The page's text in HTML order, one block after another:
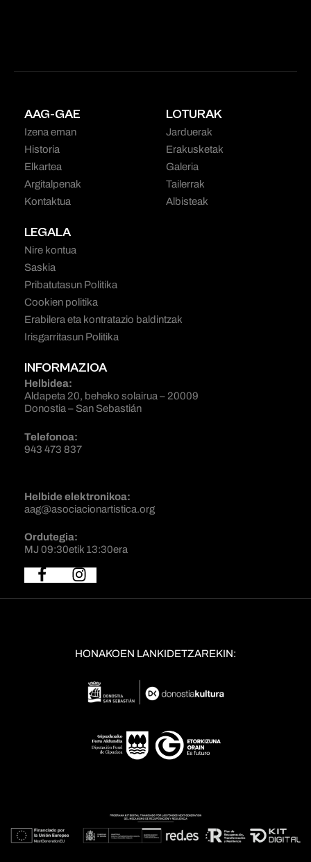
AAG-GAE
Izena eman
Historia
Elkartea
Argitalpenak
Kontaktua
LOTURAK
Jarduerak
Erakusketak
Galeria
Tailerrak
Albisteak
LEGALA
Nire kontua
Saskia
Pribatutasun Politika
Cookien politika
Erabilera eta kontratazio baldintzak
Irisgarritasun Politika
INFORMAZIOA
Helbidea:
Aldapeta 20, beheko solairua – 20009
Donostia – San Sebastián
Telefonoa:
943 473 837
Helbide elektronikoa:
aag@asociacionartistica.org
Ordutegia:
MJ 09:30etik 13:30era
HONAKOEN LANKIDETZAREKIN: